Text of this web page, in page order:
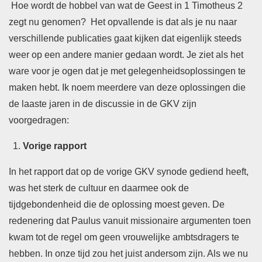
Hoe wordt de hobbel van wat de Geest in 1 Timotheus 2
zegt nu genomen? Het opvallende is dat als je nu naar
verschillende publicaties gaat kijken dat eigenlijk steeds
weer op een andere manier gedaan wordt. Je ziet als het
ware voor je ogen dat je met gelegenheidsoplossingen te
maken hebt. Ik noem meerdere van deze oplossingen die
de laaste jaren in de discussie in de GKV zijn
voorgedragen:
Vorige rapport
In het rapport dat op de vorige GKV synode gediend heeft,
was het sterk de cultuur en daarmee ook de
tijdgebondenheid die de oplossing moest geven. De
redenering dat Paulus vanuit missionaire argumenten toen
kwam tot de regel om geen vrouwelijke ambtsdragers te
hebben. In onze tijd zou het juist andersom zijn. Als we nu